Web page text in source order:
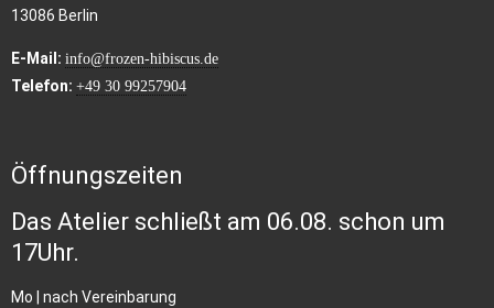
13086 Berlin
E-Mail: info@frozen-hibiscus.de
Telefon: +49 30 99257904
Öffnungszeiten
Das Atelier schließt am 06.08. schon um
17Uhr.
Mo | nach Vereinbarung